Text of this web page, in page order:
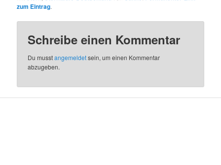
zum Eintrag.
Schreibe einen Kommentar
Du musstangemeldetsein, um einen Kommentar
abzugeben.